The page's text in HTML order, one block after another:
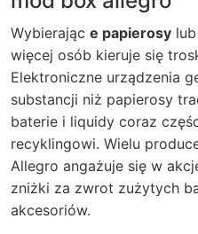
Wybierając e papierosy lub
więcej osób kieruje się
Elektroniczne urządzenia
substancji niż papierosy
baterie i liquidy coraz
recyklingowi. Wielu
Allegro angażuje się w
zniżki za zwrot zużytych
akcesoriów.